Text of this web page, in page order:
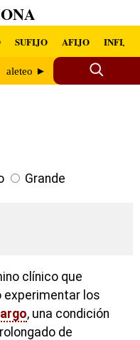
SUFIJO AFIJO INFIJO
aleteo ►
Grande
clínico que
experimentar los
, una condición
de